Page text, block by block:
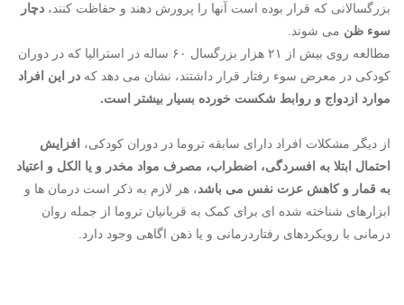
بزرگسالانی که قرار بوده است آنها را پرورش دهند و حفاظت کنند، دچار
سوء ظن می شوند.
مطالعه روی بیش از ۲۱ هزار بزرگسال ۶۰ ساله در استرالیا که در دوران
کودکی در معرض سوء رفتار قرار داشتند، نشان می دهد که در این افراد
موارد ازدواج و روابط شکست خورده بسیار بیشتر است.
از دیگر مشکلات افراد دارای سابقه تروما در دوران کودکی، افزایش
احتمال ابتلا به افسردگی، اضطراب، مصرف مواد مخدر و یا الکل و اعتیاد
به قمار و کاهش عزت نفس می باشد، هر لازم به ذکر است درمان ها و
ابزارهای شناخته شده ای برای کمک به قربانیان تروما از جمله روان
درمانی با رویکردهای رفتاردرمانی و یا ذهن اگاهی وجود دارد.